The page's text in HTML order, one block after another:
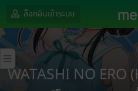
ล็อกอินเข้าระบบ
WATASHI NO ERO